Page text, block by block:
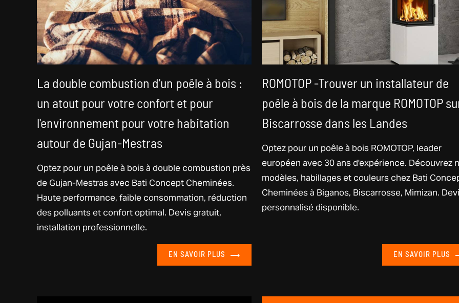
La double combustion d'un poêle à bois :
un atout pour votre confort et pour
l'environnement pour votre habitation
autour de Gujan-Mestras
Optez pour un poêle à bois à double combustion près
de Gujan-Mestras avec Bati Concept Cheminées.
Haute performance, faible consommation, réduction
des polluants et confort optimal. Devis gratuit,
installation professionnelle.
EN SAVOIR PLUS
ROMOTOP -Trouver un installateur de
poêle à bois de la marque ROMOTOP
Biscarrosse dans les Landes
Optez pour un poêle à bois ROMOTOP, leader
européen avec 30 ans d'expérience. Découvrez
modèles, habillages et couleurs chez Bati
Cheminées à Biganos, Biscarrosse, Mimizan.
personnalisé disponible.
EN SAVOIR PLUS